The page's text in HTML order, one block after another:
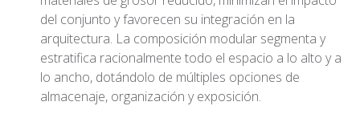
del conjunto y favorecen su integración en la
arquitectura. La composición modular segmenta y
estratifica racionalmente todo el espacio a lo alto y a
lo ancho, dotándolo de múltiples opciones de
almacenaje, organización y exposición.